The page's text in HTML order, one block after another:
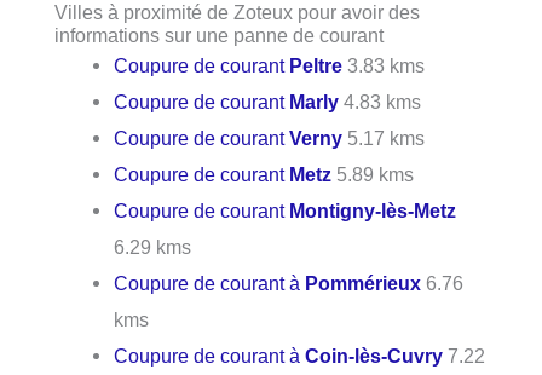
Villes à proximité de Zoteux pour avoir des
informations sur une panne de courant
Coupure de courant Peltre 3.83 kms
Coupure de courant Marly 4.83 kms
Coupure de courantVerny 5.17 kms
Coupure de courant Metz 5.89 kms
Coupure de courant Montigny-lès-Metz
6.29 kms
Coupure de courant à Pommérieux 6.76
kms
Coupure de courant àCoin-lès-Cuvry 7.22